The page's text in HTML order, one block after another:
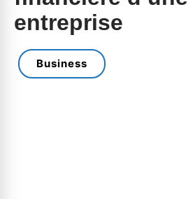
entreprise
Business